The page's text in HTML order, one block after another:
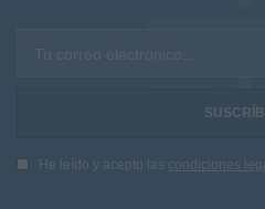
Tu correo electrónico...
He leído y acepto las condiciones